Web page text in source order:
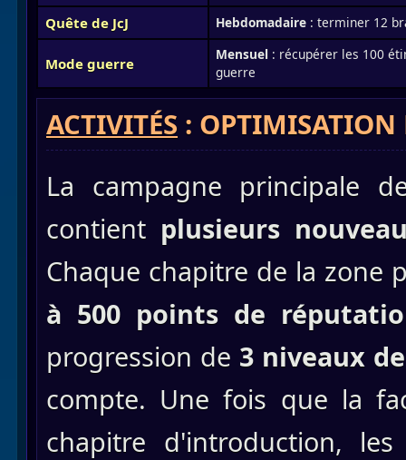
Quête de JcJ Hebdomadaire : terminer 12
Mode guerre
Mensuel : récupérer les 100
guerre
ACTIVITÉS : OPTIMISATION
La campagne principale
contient plusieurs
Chaque chapitre de la zone
à 500 points de
progression de 3 niveaux
compte. Une fois que la
chapitre d'introduction,